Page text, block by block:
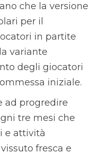
che la versione
per il
in partite
variante
degli giocatori
iniziale.
ad progredire
tre mesi che
e attività
fresca e